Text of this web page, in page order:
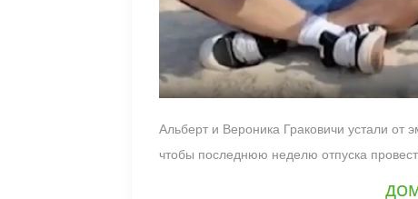
Альберт и Вероника Граковичи устали
чтобы последнюю неделю отпуска